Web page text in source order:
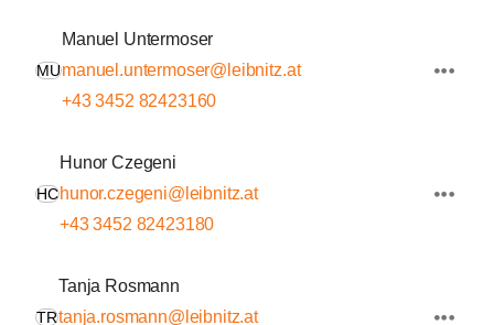
MU
Manuel Untermoser
manuel.untermoser@leibnitz.at
+43 3452 82423160
HC
Hunor Czegeni
hunor.czegeni@leibnitz.at
+43 3452 82423180
TR
Tanja Rosmann
tanja.rosmann@leibnitz.at